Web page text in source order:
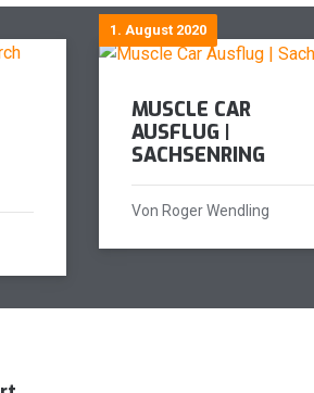
1. August 2020
MUSCLE CAR
AUSFLUG |
SACHSENRING
Von Roger Wendling